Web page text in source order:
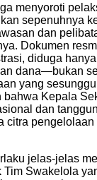
menyoroti
sepenuhnya
dan
Dokumen
diduga
dana—bukan
yang
bahwa Kepala
dan
citra
jelas-jelas
Tim Swakelola